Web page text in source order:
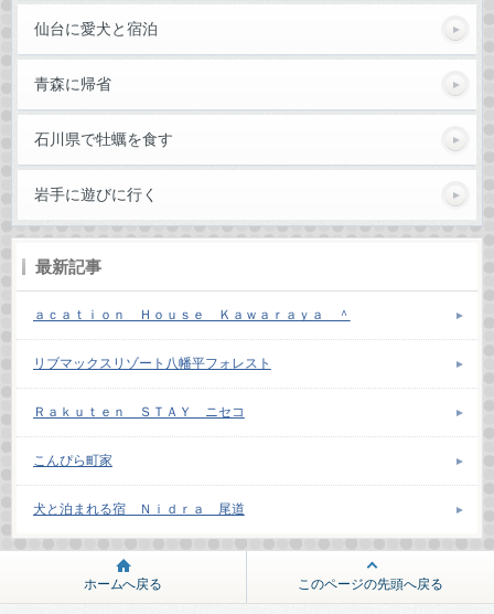
仙台に愛犬と宿泊
青森に帰省
石川県で牡蠣を食す
岩手に遊びに行く
最新記事
ａｃａｔｉｏｎ Ｈｏｕｓｅ Ｋａｗａｒａｙａ ＾
リブマックスリゾート八幡平フォレスト
Ｒａｋｕｔｅｎ ＳＴＡＹ ニセコ
こんぴら町家
犬と泊まれる宿 Ｎｉｄｒａ 尾道
ホームへ戻る このページの先頭へ戻る